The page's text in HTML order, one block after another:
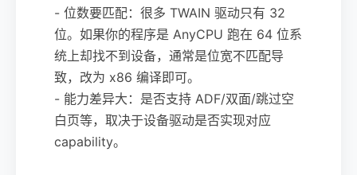
- 位数要匹配：很多 TWAIN 驱动只有 32
位。如果你的程序是 AnyCPU 跑在 64 位系
统上却找不到设备，通常是位宽不匹配导
致，改为 x86 编译即可。
- 能力差异大：是否支持 ADF/双面/跳过空
白页等，取决于设备驱动是否实现对应
capability。